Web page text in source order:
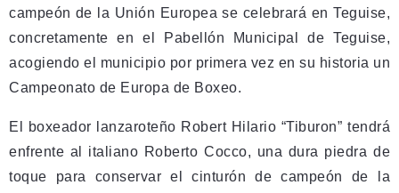
campeón de la Unión Europea se celebrará en Teguise,
concretamente en el Pabellón Municipal de Teguise,
acogiendo el municipio por primera vez en su historia un
Campeonato de Europa de Boxeo.
El boxeador lanzaroteño Robert Hilario “Tiburon” tendrá
enfrente al italiano Roberto Cocco, una dura piedra de
toque para conservar el cinturón de campeón de la